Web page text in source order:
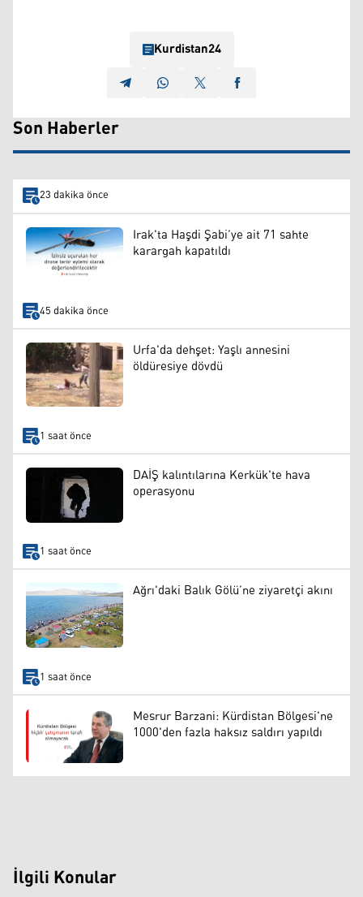
Kurdistan24
Son Haberler
23 dakika önce
Irak'ta Haşdi Şabi’ye ait 71 sahte
karargah kapatıldı
45 dakika önce
Urfa'da dehşet: Yaşlı annesini
öldüresiye dövdü
1 saat önce
DAİŞ kalıntılarına Kerkük'te hava
operasyonu
1 saat önce
Ağrı'daki Balık Gölü’ne ziyaretçi akını
1 saat önce
Mesrur Barzani: Kürdistan Bölgesi'ne
1000'den fazla haksız saldırı yapıldı
İlgili Konular